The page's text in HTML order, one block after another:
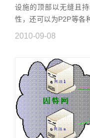
设施的顶部以无缝且
性，还可以为P2P等各
采用基于IP的通信服务
2010-09-08